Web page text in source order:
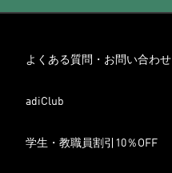
よくある質問・お問い合わせ
adiClub
学生・教職員割引10％OFF